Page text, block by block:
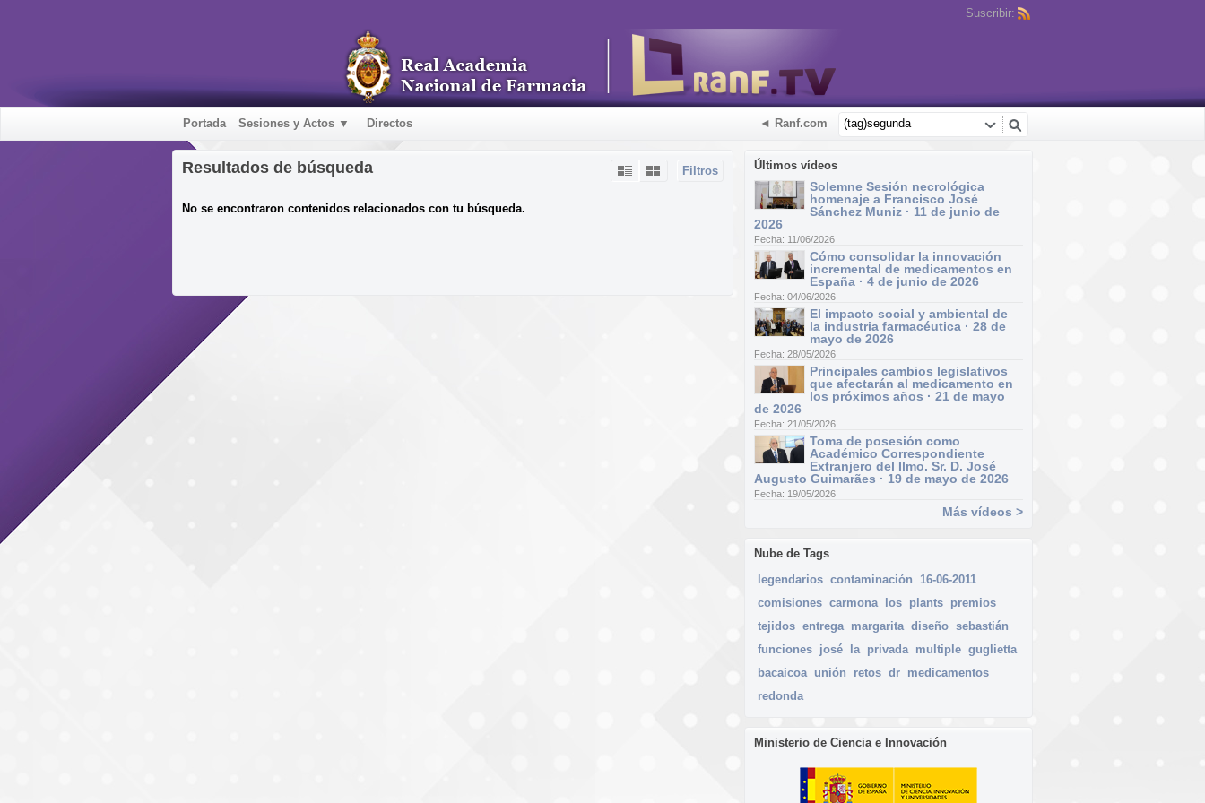
Suscribir:
Portada Sesiones y Actos ▼ Directos ◄ Ranf.com
Últimos vídeos
Solemne Sesión necrológica
homenaje a Francisco José
Sánchez Muniz · 11 de junio de
2026
Fecha: 11/06/2026
Cómo consolidar la innovación
incremental de medicamentos en
España · 4 de junio de 2026
Fecha: 04/06/2026
El impacto social y ambiental de
la industria farmacéutica · 28 de
mayo de 2026
Fecha: 28/05/2026
Principales cambios legislativos
que afectarán al medicamento en
los próximos años · 21 de mayo
de 2026
Fecha: 21/05/2026
Toma de posesión como
Académico Correspondiente
Extranjero del Ilmo. Sr. D. José
Augusto Guimarães · 19 de mayo de 2026
Fecha: 19/05/2026
Más vídeos >
Nube de Tags
legendarios contaminación 16-06-2011
comisiones carmona los plants premios
tejidos entrega margarita diseño sebastián
funciones josé la privada multiple guglietta
bacaicoa unión retos dr medicamentos
redonda
Ministerio de Ciencia e Innovación
Filtros
Resultados de búsqueda
No se encontraron contenidos relacionados con tu búsqueda.